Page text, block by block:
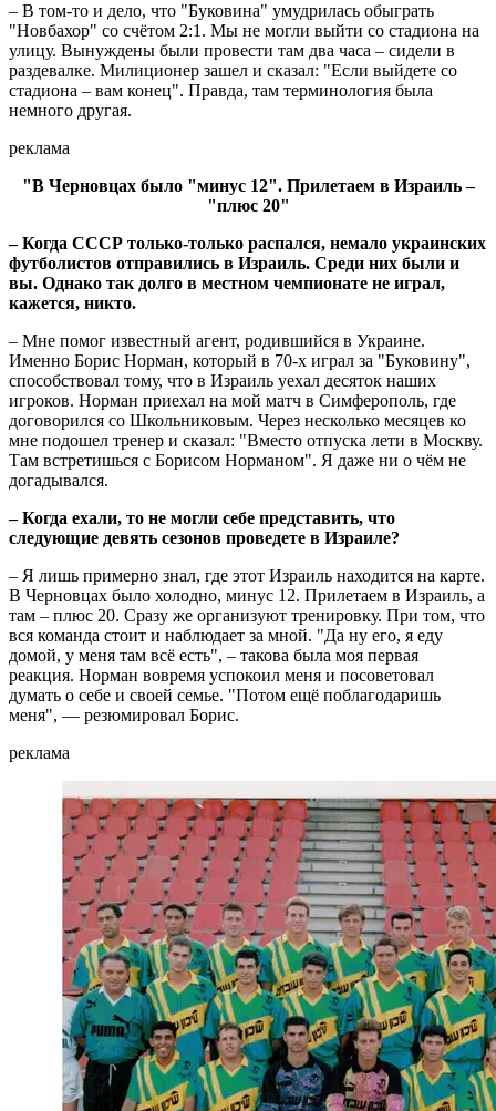
– В том-то и дело, что "Буковина" умудрилась обыграть
"Новбахор" со счётом 2:1. Мы не могли выйти со стадиона на
улицу. Вынуждены были провести там два часа – сидели в
раздевалке. Милиционер зашел и сказал: "Если выйдете со
стадиона – вам конец". Правда, там терминология была
немного другая.
реклама
"В Черновцах было "минус 12". Прилетаем в Израиль –
"плюс 20"
– Когда СССР только-только распался, немало украинских
футболистов отправились в Израиль. Среди них были и
вы. Однако так долго в местном чемпионате не играл,
кажется, никто.
– Мне помог известный агент, родившийся в Украине.
Именно Борис Норман, который в 70-х играл за "Буковину",
способствовал тому, что в Израиль уехал десяток наших
игроков. Норман приехал на мой матч в Симферополь, где
договорился со Школьниковым. Через несколько месяцев ко
мне подошел тренер и сказал: "Вместо отпуска лети в Москву.
Там встретишься с Борисом Норманом". Я даже ни о чём не
догадывался.
– Когда ехали, то не могли себе представить, что
следующие девять сезонов проведете в Израиле?
– Я лишь примерно знал, где этот Израиль находится на карте.
В Черновцах было холодно, минус 12. Прилетаем в Израиль, а
там – плюс 20. Сразу же организуют тренировку. При том, что
вся команда стоит и наблюдает за мной. "Да ну его, я еду
домой, у меня там всё есть", – такова была моя первая
реакция. Норман вовремя успокоил меня и посоветовал
думать о себе и своей семье. "Потом ещё поблагодаришь
меня", — резюмировал Борис.
реклама